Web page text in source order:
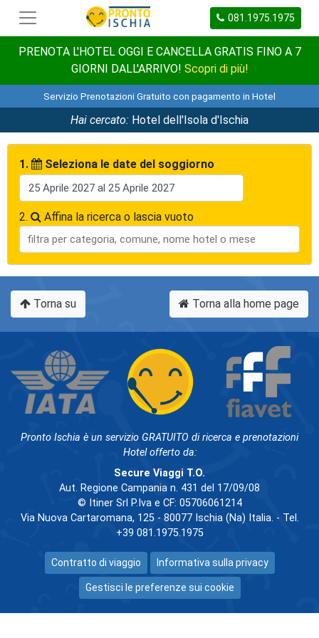
081.1975.1975
PRENOTA L'HOTEL OGGI E CANCELLA GRATIS FINO A 7
GIORNI DALL'ARRIVO! Scopri di più!
Servizio Prenotazioni Gratuito con pagamento in Hotel
Hai cercato: Hotel dell'Isola d'Ischia
1. Seleziona le date del soggiorno
2. Affina la ricerca o lascia vuoto
Torna su Torna alla home page
Pronto Ischia è un servizio GRATUITO di ricerca e prenotazioni
Hotel offerto da:
Secure Viaggi T.O.
Aut. Regione Campania n. 431 del 17/09/08
© Itiner Srl P.Iva e CF: 05706061214
Via Nuova Cartaromana, 125 - 80077 Ischia (Na) Italia. - Tel.
+39 081.1975.1975
Contratto di viaggio Informativa sulla privacy
Gestisci le preferenze sui cookie